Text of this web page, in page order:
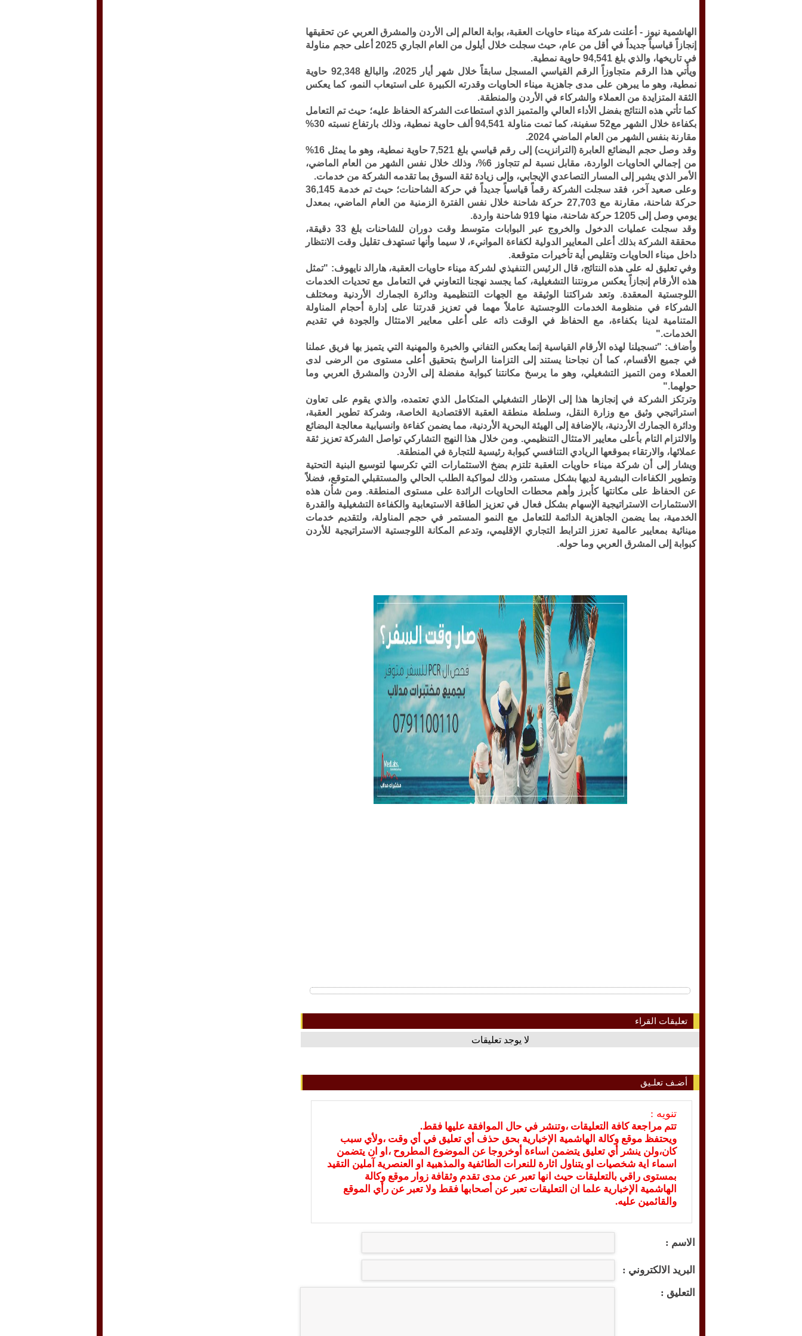
الهاشمية نيوز - أعلنت شركة ميناء حاويات العقبة، بوابة العالم إلى الأردن والمشرق العربي عن تحقيقها
إنجازاً قياسياً جديداً في أقل من عام، حيث سجلت خلال أيلول من العام الجاري 2025 أعلى حجم مناولة
في تاريخها، والذي بلغ 94,541 حاوية نمطية.
ويأتي هذا الرقم متجاوزاً الرقم القياسي المسجل سابقاً خلال شهر أيار 2025، والبالغ 92,348 حاوية
نمطية، وهو ما يبرهن على مدى جاهزية ميناء الحاويات وقدرته الكبيرة على استيعاب النمو، كما يعكس
الثقة المتزايدة من العملاء والشركاء في الأردن والمنطقة.
كما تأتي هذه النتائج بفضل الأداء العالي والمتميز الذي استطاعت الشركة الحفاظ عليه؛ حيث تم التعامل
بكفاءة خلال الشهر مع52 سفينة، كما تمت مناولة 94,541 ألف حاوية نمطية، وذلك بارتفاع نسبته 30%
مقارنة بنفس الشهر من العام الماضي 2024.
وقد وصل حجم البضائع العابرة (الترانزيت) إلى رقم قياسي بلغ 7,521 حاوية نمطية، وهو ما يمثل 16%
من إجمالي الحاويات الواردة، مقابل نسبة لم تتجاوز 6%، وذلك خلال نفس الشهر من العام الماضي،
الأمر الذي يشير إلى المسار التصاعدي الإيجابي، وإلى زيادة ثقة السوق بما تقدمه الشركة من خدمات.
وعلى صعيد آخر، فقد سجلت الشركة رقماً قياسياً جديداً في حركة الشاحنات؛ حيث تم خدمة 36,145
حركة شاحنة، مقارنة مع 27,703 حركة شاحنة خلال نفس الفترة الزمنية من العام الماضي، بمعدل
يومي وصل إلى 1205 حركة شاحنة، منها 919 شاحنة واردة.
وقد سجلت عمليات الدخول والخروج عبر البوابات متوسط وقت دوران للشاحنات بلغ 33 دقيقة،
محققة الشركة بذلك أعلى المعايير الدولية لكفاءة الموانيء، لا سيما وأنها تستهدف تقليل وقت الانتظار
داخل ميناء الحاويات وتقليص أية تأخيرات متوقعة.
وفي تعليق له على هذه النتائج، قال الرئيس التنفيذي لشركة ميناء حاويات العقبة، هارالد نايهوف: "تمثل
هذه الأرقام إنجازاً يعكس مرونتنا التشغيلية، كما يجسد نهجنا التعاوني في التعامل مع تحديات الخدمات
اللوجستية المعقدة. وتعد شراكتنا الوثيقة مع الجهات التنظيمية ودائرة الجمارك الأردنية ومختلف
الشركاء في منظومة الخدمات اللوجستية عاملاً مهما في تعزيز قدرتنا على إدارة أحجام المناولة
المتنامية لدينا بكفاءة، مع الحفاظ في الوقت ذاته على أعلى معايير الامتثال والجودة في تقديم
الخدمات."
وأضاف: "تسجيلنا لهذه الأرقام القياسية إنما يعكس التفاني والخبرة والمهنية التي يتميز بها فريق عملنا
في جميع الأقسام، كما أن نجاحنا يستند إلى التزامنا الراسخ بتحقيق أعلى مستوى من الرضى لدى
العملاء ومن التميز التشغيلي، وهو ما يرسخ مكانتنا كبوابة مفضلة إلى الأردن والمشرق العربي وما
حولهما."
وترتكز الشركة في إنجازها هذا إلى الإطار التشغيلي المتكامل الذي تعتمده، والذي يقوم على تعاون
استراتيجي وثيق مع وزارة النقل، وسلطة منطقة العقبة الاقتصادية الخاصة، وشركة تطوير العقبة،
ودائرة الجمارك الأردنية، بالإضافة إلى الهيئة البحرية الأردنية، مما يضمن كفاءة وانسيابية معالجة البضائع
والالتزام التام بأعلى معايير الامتثال التنظيمي. ومن خلال هذا النهج التشاركي تواصل الشركة تعزيز ثقة
عملائها، والارتقاء بموقعها الريادي التنافسي كبوابة رئيسية للتجارة في المنطقة.
ويشار إلى أن شركة ميناء حاويات العقبة تلتزم بضخ الاستثمارات التي تكرسها لتوسيع البنية التحتية
وتطوير الكفاءات البشرية لديها بشكل مستمر، وذلك لمواكبة الطلب الحالي والمستقبلي المتوقع، فضلاً
عن الحفاظ على مكانتها كأبرز وأهم محطات الحاويات الرائدة على مستوى المنطقة. ومن شأن هذه
الاستثمارات الاستراتيجية الإسهام بشكل فعال في تعزيز الطاقة الاستيعابية والكفاءة التشغيلية والقدرة
الخدمية، بما يضمن الجاهزية الدائمة للتعامل مع النمو المستمر في حجم المناولة، ولتقديم خدمات
مينائية بمعايير عالمية تعزز الترابط التجاري الإقليمي، وتدعم المكانة اللوجستية الاستراتيجية للأردن
كبوابة إلى المشرق العربي وما حوله.
تعليقات القراء
لا يوجد تعليقات
أضـف تعلـيق
تنويه :
تتم مراجعة كافة التعليقات ،وتنشر في حال الموافقة عليها فقط.
ويحتفظ موقع وكالة الهاشمية الإخبارية بحق حذف أي تعليق في أي وقت ،ولأي سبب
كان،ولن ينشر أي تعليق يتضمن اساءة أوخروجا عن الموضوع المطروح ،او ان يتضمن
اسماء اية شخصيات او يتناول اثارة للنعرات الطائفية والمذهبية او العنصرية آملين التقيد
بمستوى راقي بالتعليقات حيث انها تعبر عن مدى تقدم وثقافة زوار موقع وكالة
الهاشمية الإخبارية علما ان التعليقات تعبر عن أصحابها فقط ولا تعبر عن رأي الموقع
والقائمين عليه.
الاسم :
البريد الالكتروني :
التعليق :